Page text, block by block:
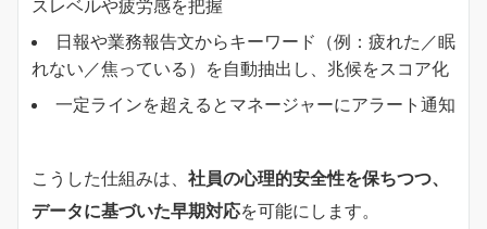
スレベルや疲労感を把握
日報や業務報告文からキーワード（例：疲れた／眠
れない／焦っている）を自動抽出し、兆候をスコア化
一定ラインを超えるとマネージャーにアラート通知
こうした仕組みは、 社員の心理的安全性を保ちつつ、
データに基づいた早期対応を可能にします。